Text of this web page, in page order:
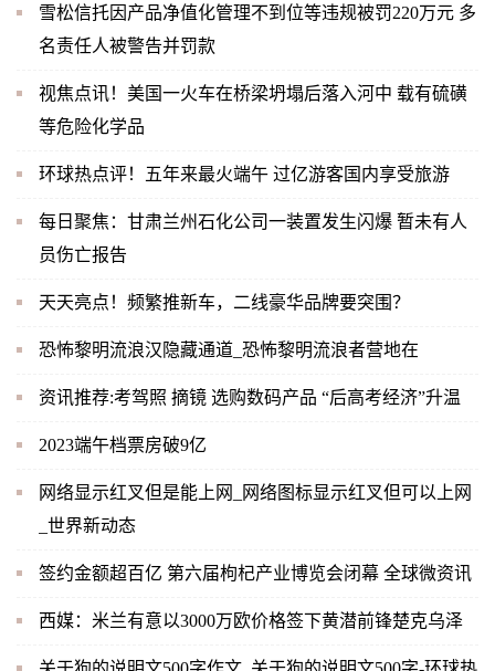
雪松信托因产品净值化管理不到位等违规被罚220万元 多
名责任人被警告并罚款
视焦点讯！美国一火车在桥梁坍塌后落入河中 载有硫磺
等危险化学品
环球热点评！五年来最火端午 过亿游客国内享受旅游
每日聚焦：甘肃兰州石化公司一装置发生闪爆 暂未有人
员伤亡报告
天天亮点！频繁推新车，二线豪华品牌要突围？
恐怖黎明流浪汉隐藏通道_恐怖黎明流浪者营地在
资讯推荐:考驾照 摘镜 选购数码产品 “后高考经济”升温
2023端午档票房破9亿
网络显示红叉但是能上网_网络图标显示红叉但可以上网
_世界新动态
签约金额超百亿 第六届枸杞产业博览会闭幕 全球微资讯
西媒：米兰有意以3000万欧价格签下黄潜前锋楚克乌泽